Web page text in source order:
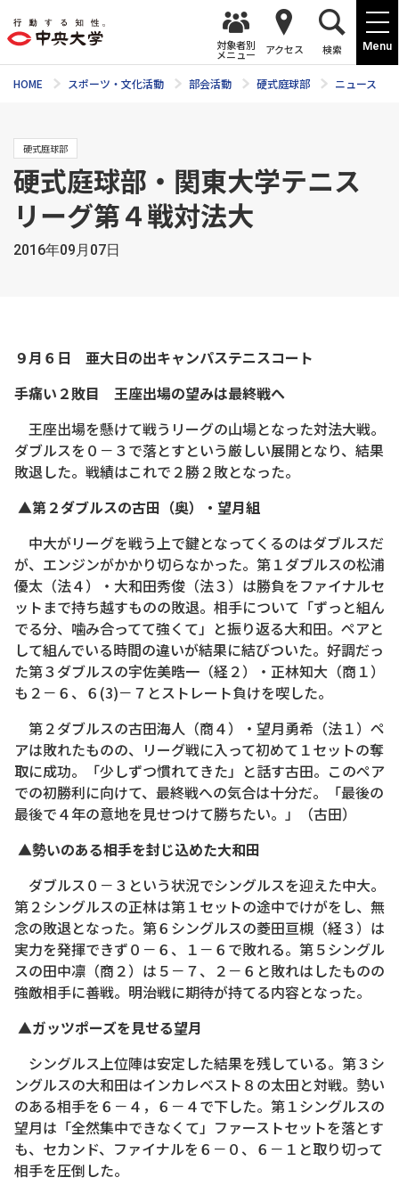
Menu
対象者別
メニュー アクセス 検索
HOME スポーツ・文化活動 部会活動 硬式庭球部 ニュース
硬式庭球部
硬式庭球部・関東大学テニス
リーグ第４戦対法大
2016年09月07日
９月６日 亜大日の出キャンパステニスコート
手痛い２敗目 王座出場の望みは最終戦へ
王座出場を懸けて戦うリーグの山場となった対法大戦。
ダブルスを０－３で落とすという厳しい展開となり、結果
敗退した。戦績はこれで２勝２敗となった。
▲第２ダブルスの古田（奥）・望月組
中大がリーグを戦う上で鍵となってくるのはダブルスだ
が、エンジンがかかり切らなかった。第１ダブルスの松浦
優太（法４）・大和田秀俊（法３）は勝負をファイナルセ
ットまで持ち越すものの敗退。相手について「ずっと組ん
でる分、噛み合ってて強くて」と振り返る大和田。ペアと
して組んでいる時間の違いが結果に結びついた。好調だっ
た第３ダブルスの宇佐美晧一（経２）・正林知大（商１）
も２－６、６(3)－７とストレート負けを喫した。
第２ダブルスの古田海人（商４）・望月勇希（法１）ペ
アは敗れたものの、リーグ戦に入って初めて１セットの奪
取に成功。「少しずつ慣れてきた」と話す古田。このペア
での初勝利に向けて、最終戦への気合は十分だ。「最後の
最後で４年の意地を見せつけて勝ちたい。」（古田）
▲勢いのある相手を封じ込めた大和田
ダブルス０－３という状況でシングルスを迎えた中大。
第２シングルスの正林は第１セットの途中でけがをし、無
念の敗退となった。第６シングルスの菱田亘槻（経３）は
実力を発揮できず０－６、１－６で敗れる。第５シングル
スの田中凛（商２）は５－７、２－６と敗れはしたものの
強敵相手に善戦。明治戦に期待が持てる内容となった。
▲ガッツポーズを見せる望月
シングルス上位陣は安定した結果を残している。第３シ
ングルスの大和田はインカレベスト８の太田と対戦。勢い
のある相手を６－４，６－４で下した。第１シングルスの
望月は「全然集中できなくて」ファーストセットを落とす
も、セカンド、ファイナルを６－０、６－１と取り切って
相手を圧倒した。